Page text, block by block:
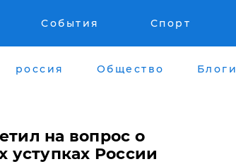
События Спорт
россия Общество Блоги
на вопрос о
России